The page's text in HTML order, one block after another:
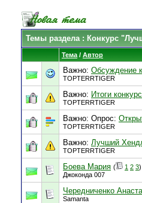
Темы раздела: Конкурс
Тема / Автор
Важно: Обсуждение
TOPTERRTIGER
Важно: Итоги
TOPTERRTIGER
Важно: Опрос:
TOPTERRTIGER
Важно: Лучший
TOPTERRTIGER
Боева Мария ( 1 2 3)
Джоконда 007
Чередниченко
Samanta